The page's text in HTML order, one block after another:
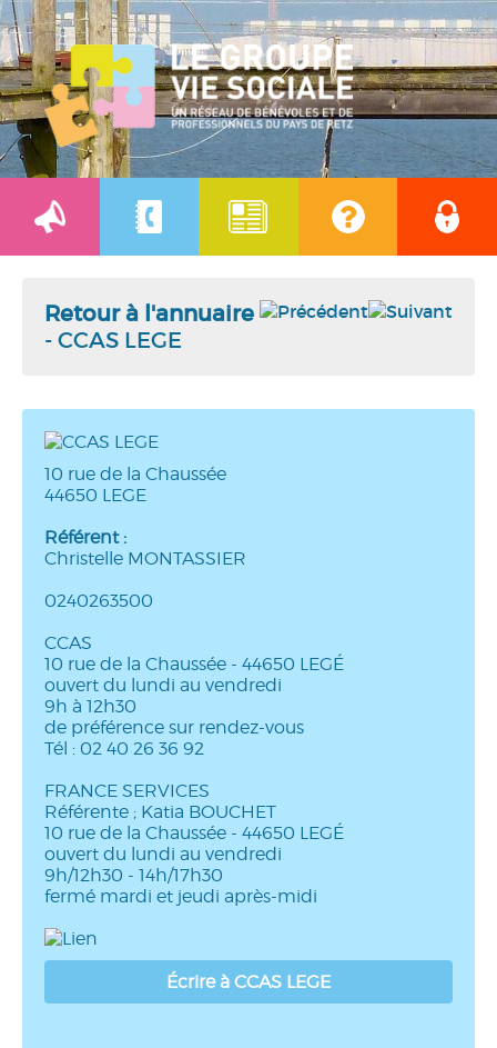
Retour à l'annuaire
- CCAS LEGE
10 rue de la Chaussée
44650 LEGE
Référent :
Christelle MONTASSIER
0240263500
CCAS
10 rue de la Chaussée - 44650 LEGÉ
ouvert du lundi au vendredi
9h à 12h30
de préférence sur rendez-vous
Tél : 02 40 26 36 92
FRANCE SERVICES
Référente ; Katia BOUCHET
10 rue de la Chaussée - 44650 LEGÉ
ouvert du lundi au vendredi
9h/12h30 - 14h/17h30
fermé mardi et jeudi après-midi
Écrire à CCAS LEGE